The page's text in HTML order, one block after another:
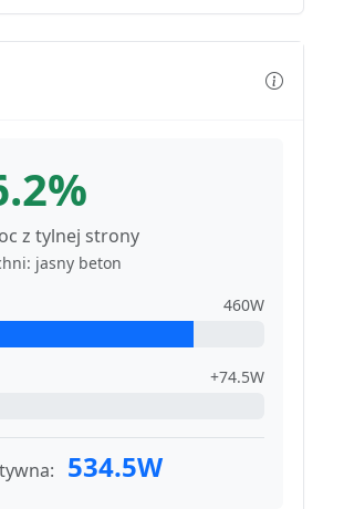
z tylnej strony
jasny beton
460W
+74.5W
534.5W